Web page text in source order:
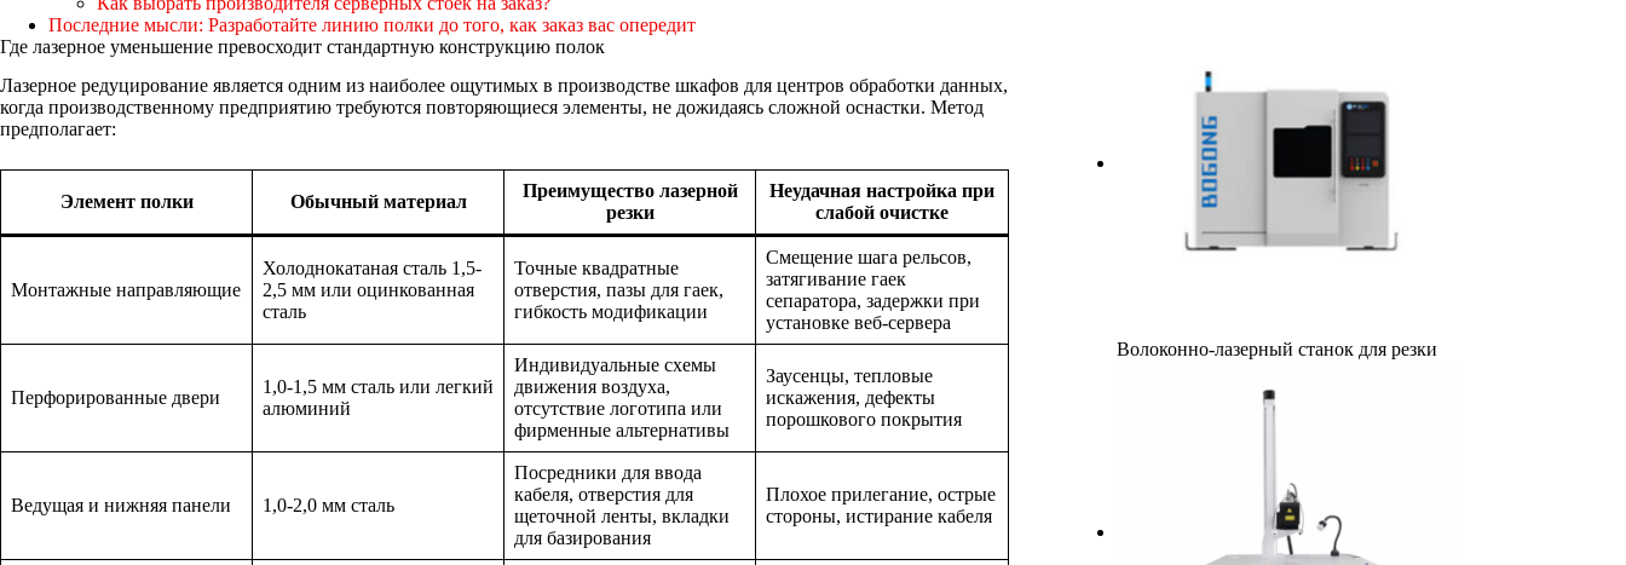
Последние мысли: Разработайте линию полки до того, как заказ вас опередит
Где лазерное уменьшение превосходит стандартную конструкцию полок
Лазерное редуцирование является одним из наиболее ощутимых в производстве шкафов для центров обработки данных,
когда производственному предприятию требуются повторяющиеся элементы, не дожидаясь сложной оснастки. Метод
предполагает:
Элемент полки Обычный материал
Преимущество лазерной
резки
Неудачная настройка при
слабой очистке
Монтажные направляющие
Холоднокатаная сталь 1,5-
2,5 мм или оцинкованная
сталь
Точные квадратные
отверстия, пазы для гаек,
гибкость модификации
Смещение шага рельсов,
затягивание гаек
сепаратора, задержки при
установке веб-сервера
Перфорированные двери
1,0-1,5 мм сталь или легкий
алюминий
Индивидуальные схемы
движения воздуха,
отсутствие логотипа или
фирменные альтернативы
Заусенцы, тепловые
искажения, дефекты
порошкового покрытия
Ведущая и нижняя панели 1,0-2,0 мм сталь
Посредники для ввода
кабеля, отверстия для
щеточной ленты, вкладки
для базирования
Плохое прилегание, острые
стороны, истирание кабеля
Волоконно-лазерный станок для резки